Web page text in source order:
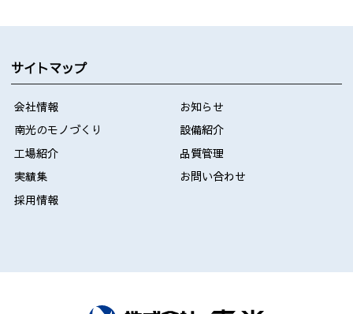
サイトマップ
会社情報
お知らせ
南光のモノづくり
設備紹介
工場紹介
品質管理
実績集
お問い合わせ
採用情報